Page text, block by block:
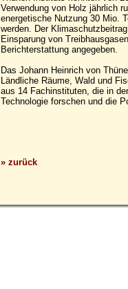
Verwendung von Holz jährlich
energetische Nutzung 30 Mio.
werden. Der
Einsparung von
Berichterstattung angegeben.
Das Johann Heinrich von
Ländliche Räume, Wald und
aus 14 Fachinstituten, die in
Technologie forschen und die
» zurück